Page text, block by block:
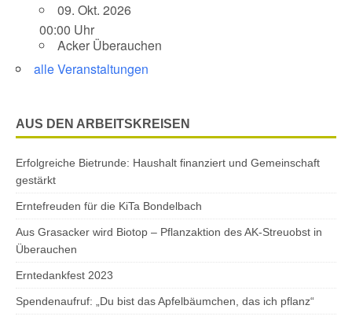
09. Okt. 2026
00:00 Uhr
Acker Überauchen
alle Veranstaltungen
AUS DEN ARBEITSKREISEN
Erfolgreiche Bietrunde: Haushalt finanziert und Gemeinschaft
gestärkt
Erntefreuden für die KiTa Bondelbach
Aus Grasacker wird Biotop – Pflanzaktion des AK-Streuobst in
Überauchen
Erntedankfest 2023
Spendenaufruf: „Du bist das Apfelbäumchen, das ich pflanz“